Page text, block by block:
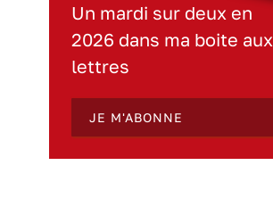
Un mardi sur deux en
2026 dans ma boite aux
lettres
JE M'ABONNE